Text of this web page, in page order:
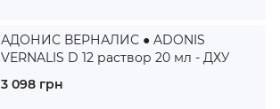
АДОНИС ВЕРНАЛИС ● ADONIS
VERNALIS D 12 раствор 20 мл - ДХУ
3 098 грн